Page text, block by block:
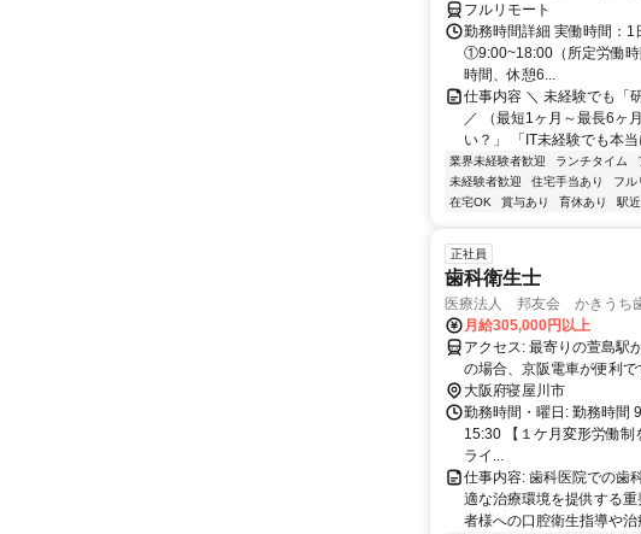
フルリモート
勤務時間詳細 実働時間：1
①9:00~18:00（所定労働
時間、休憩6...
仕事内容 ＼ 未経験でも「
／ （最短1ヶ月～最長6ヶ
い？」 「IT未経験でも本
業界未経験者歓迎 ランチタイム
未経験者歓迎
住宅手当あり フル
在宅OK
賞与あり 育休あり 駅
正社員
歯科衛生士
医療法人 邦友会 かきうち
月給305,000円以上
アクセス: 最寄りの萱島駅から徒歩約5分の距離にあります。公共交通機関をご利用
の場合、京阪電車が便利
さい。
大阪府寝屋川市
勤務時間・曜日: 勤務時間
15:30 【１ケ月変形労働制
ライ...
仕事内容: 歯科医院での歯
適な治療環境を提供する
者様への口腔衛生指導や治